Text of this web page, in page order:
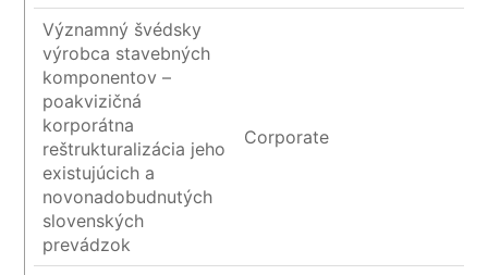
Významný švédsky
výrobca stavebných
komponentov –
poakvizičná
korporátna
reštrukturalizácia jeho
existujúcich a
novonadobudnutých
slovenských
prevádzok
Corporate